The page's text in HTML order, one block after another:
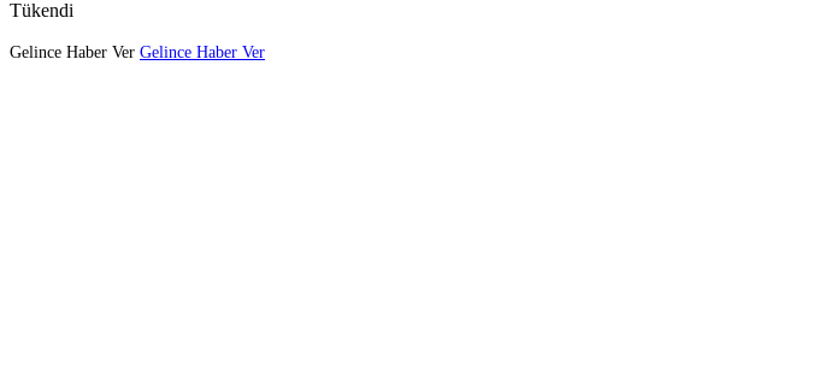
Tükendi
Gelince Haber Ver Gelince Haber Ver